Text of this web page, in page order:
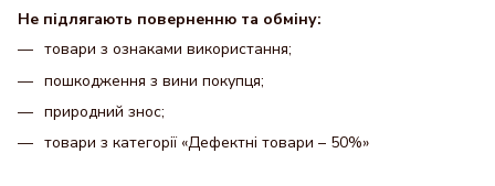
Не підлягають поверненню та обміну:
товари з ознаками використання;
пошкодження з вини покупця;
природний знос;
товари з категорії «Дефектні товари – 50%»